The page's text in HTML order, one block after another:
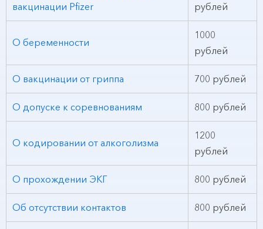
вакцинации Pfizer
рублей
О беременности
1000
рублей
О вакцинации от гриппа 700 рублей
О допуске к соревнованиям 800 рублей
О кодировании от алкоголизма
1200
рублей
О прохождении ЭКГ 800 рублей
Об отсутствии контактов 800 рублей